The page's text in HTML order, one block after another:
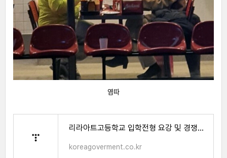
염따
리라아트고등학교 입학전형 요강 및 경쟁률 알아보기
koreagoverment.co.kr